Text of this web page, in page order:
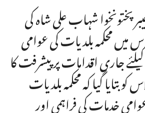
پختونخوا شہاب علی شاہ کی
محکمہ بلدیات کی عوامی
جاری اقدامات پر پیشرفت کا
کو بتایا گیا کہ محکمہ بلدیات
خدمات کی فراہمی اور